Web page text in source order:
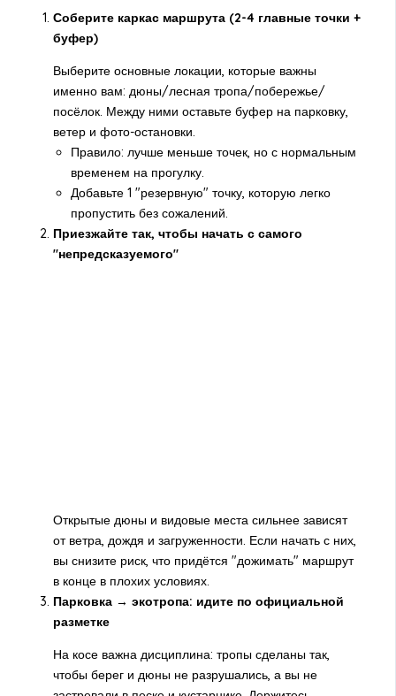
Соберите каркас маршрута (2-4 главные точки +
буфер)
Выберите основные локации, которые важны
именно вам: дюны/лесная тропа/побережье/
посёлок. Между ними оставьте буфер на парковку,
ветер и фото-остановки.
Правило: лучше меньше точек, но с нормальным
временем на прогулку.
Добавьте 1 "резервную" точку, которую легко
пропустить без сожалений.
Приезжайте так, чтобы начать с самого
"непредсказуемого"
Открытые дюны и видовые места сильнее зависят
от ветра, дождя и загруженности. Если начать с них,
вы снизите риск, что придётся "дожимать" маршрут
в конце в плохих условиях.
Парковка → экотропа: идите по официальной
разметке
На косе важна дисциплина: тропы сделаны так,
чтобы берег и дюны не разрушались, а вы не